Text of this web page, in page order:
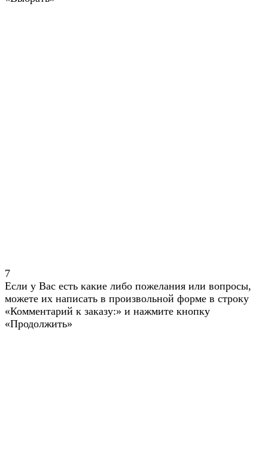
7
Если у Вас есть какие либо пожелания или вопросы,
можете их написать в произвольной форме в строку
«Комментарий к заказу:» и нажмите кнопку
«Продолжить»